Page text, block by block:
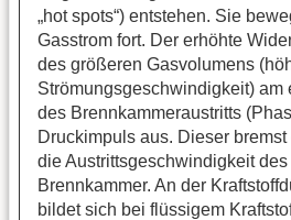
„hot spots“) entstehen. Sie
Gasstrom fort. Der erhöhte
des größeren Gasvolumens
Strömungsgeschwindigkeit) am
des Brennkammeraustritts
Druckimpuls aus. Dieser bremst
die Austrittsgeschwindigkeit
Brennkammer. An der
bildet sich bei flüssigem